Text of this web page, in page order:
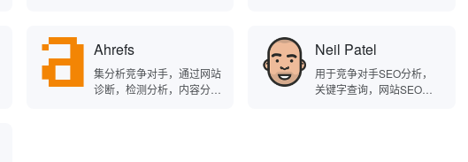
Ads平台，广告主可以在全
球范围内投放广告，快速提
升品牌知名度和业务增长。
Ahrefs
集分析竞争对手，通过网站
诊断，检测分析，内容分析
Neil Patel
用于竞争对手SEO分析，
关键字查询，网站SEO问